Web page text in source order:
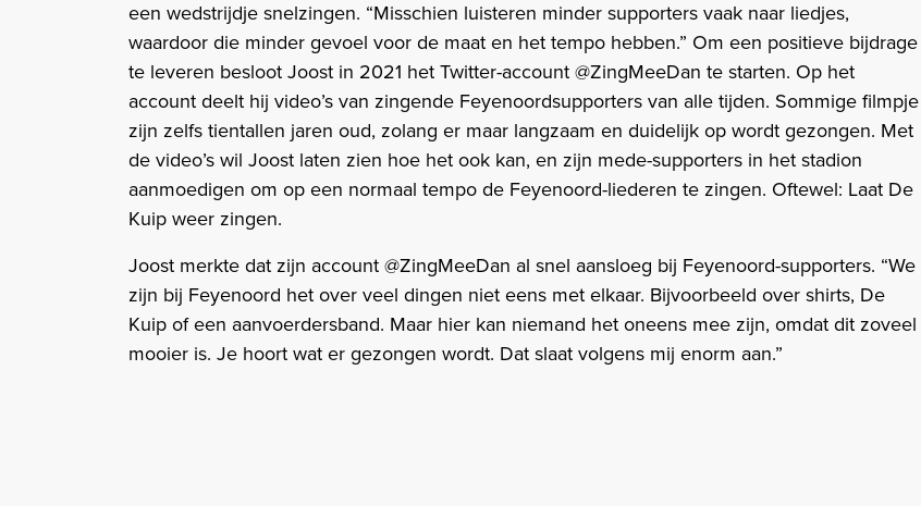
een wedstrijdje snelzingen. “Misschien luisteren minder supporters vaak naar liedjes,
waardoor die minder gevoel voor de maat en het tempo hebben.” Om een positieve bijdrage
te leveren besloot Joost in 2021 het Twitter-account @ZingMeeDan te starten. Op het
account deelt hij video’s van zingende Feyenoordsupporters van alle tijden. Sommige filmpje
zijn zelfs tientallen jaren oud, zolang er maar langzaam en duidelijk op wordt gezongen. Met
de video’s wil Joost laten zien hoe het ook kan, en zijn mede-supporters in het stadion
aanmoedigen om op een normaal tempo de Feyenoord-liederen te zingen. Oftewel: Laat De
Kuip weer zingen.
Joost merkte dat zijn account @ZingMeeDan al snel aansloeg bij Feyenoord-supporters. “We
zijn bij Feyenoord het over veel dingen niet eens met elkaar. Bijvoorbeeld over shirts, De
Kuip of een aanvoerdersband. Maar hier kan niemand het oneens mee zijn, omdat dit zoveel
mooier is. Je hoort wat er gezongen wordt. Dat slaat volgens mij enorm aan.”